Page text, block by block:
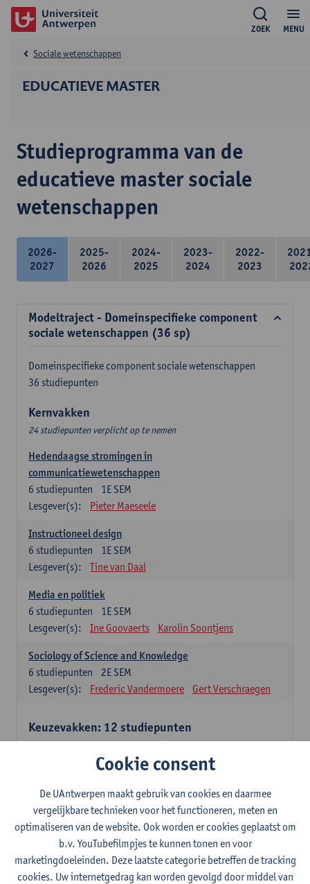
MENU
ZOEK
EDUCATIEVE MASTER
Sociale wetenschappen
Studieprogramma van de
educatieve master sociale
wetenschappen
2026-
2027
2025-
2026
2024-
2025
2023-
2024
2022-
2023
Modeltraject - Domeinspecifieke component
sociale wetenschappen (36 sp)
Domeinspecifieke component sociale wetenschappen
36 studiepunten
Kernvakken
24 studiepunten verplicht op te nemen
Hedendaagse stromingen in
communicatiewetenschappen
1E SEM
6 studiepunten
Lesgever(s):
Pieter Maeseele
Instructioneel design
1E SEM
6 studiepunten
Lesgever(s):
Tine van Daal
Media en politiek
1E SEM
6 studiepunten
Lesgever(s):
Ine Goovaerts Karolin Soontjens
Sociology of Science and Knowledge
2E SEM
6 studiepunten
Lesgever(s):
Frederic Vandermoere Gert Verschraegen
Keuzevakken: 12 studiepunten
Keuzevakken cluster communicatiewetenschappen
Consumer Psychology
2E SEM
studiepunten
Lesgever(s):
Katrien Maldoy Konrad Rudnicki
Journalistiek en crossmedialiteit
1E SEM
studiepunten
Lesgever(s):
Steve Paulussen
Cookie consent
De UAntwerpen maakt gebruik van cookies en daarmee
vergelijkbare technieken voor het functioneren, meten en
optimaliseren van de website. Ook worden er cookies geplaatst om
b.v. YouTubefilmpjes te kunnen tonen en voor
marketingdoeleinden. Deze laatste categorie betreffen de tracking
cookies. Uw internetgedrag kan worden gevolgd door middel van